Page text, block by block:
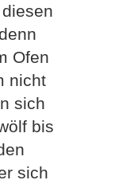
Ofen
nicht
sich
bis
sich